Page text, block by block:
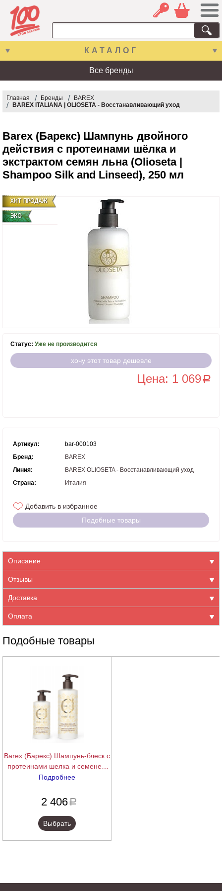
КАТАЛОГ
Все бренды
Главная Бренды
BAREX
BAREX ITALIANA | OLIOSETA - Восстанавливающий уход
Barex (Барекс) Шампунь двойного
действия с протеинами шёлка и
экстрактом семян льна (Olioseta |
Shampoo Silk and Linseed), 250 мл
Статус: Уже не производится
хочу этот товар дешевле
Цена: 1 069a
Артикул:
bar-000103
Бренд:
BAREX
Линия:
BAREX OLIOSETA - Восстанавливающий уход
Страна:
Италия
Добавить в избранное
Подобные товары
Описание
Отзывы
Доставка
Оплата
Подобные товары
Barex (Барекс) Шампунь-блеск с
протеинами шелка и семенем
льна (Shine Shampoo), 250/750
Подробнее
2 406a
Выбрать